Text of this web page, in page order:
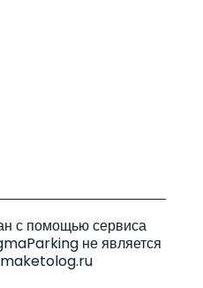
с помощью сервиса
не является
maketolog.ru